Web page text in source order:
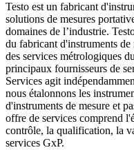
Testo est un fabricant
solutions de mesures
domaines de l’industrie.
du fabricant d'instruments de
des services métrologiques
principaux fournisseurs de
Services agit
nous étalonnons les
d'instruments de mesure et
offre de services comprend
contrôle, la qualification, la
services GxP.